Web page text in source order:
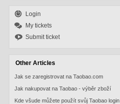
Login
My tickets
Submit ticket
Other Articles
Jak se zaregistrovat na Taobao.com
Jak nakupovat na Taobao - výběr zboží
Kde všude můžete použít svůj Taobao login